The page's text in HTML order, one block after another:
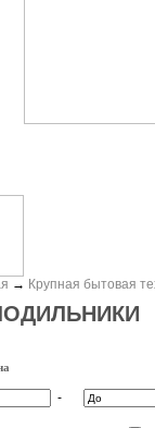
→ Крупная бытовая
-